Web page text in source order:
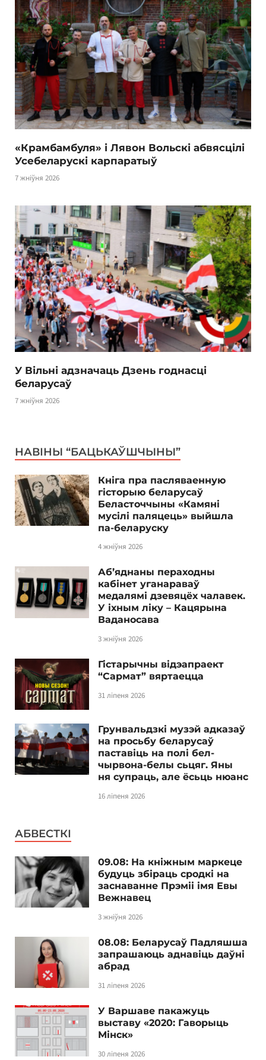
«Крамбамбуля» і Лявон Вольскі абвясцілі
Усебеларускі карпаратыў
7 жніўня 2026
У Вільні адзначаць Дзень годнасці
беларусаў
7 жніўня 2026
НАВІНЫ “БАЦЬКАЎШЧЫНЫ”
Кніга пра пасляваенную
гісторыю беларусаў
Беласточчыны «Камяні
мусілі паляцець» выйшла
па-беларуску
4 жніўня 2026
Аб’яднаны пераходны
кабінет уганараваў
медалямі дзевяцёх чалавек.
У іхным ліку – Кацярына
Ваданосава
3 жніўня 2026
Гістарычны відэапраект
“Сармат” вяртаецца
31 ліпеня 2026
Грунвальдзкі музэй адказаў
на просьбу беларусаў
паставіць на полі бел-
чырвона-белы сьцяг. Яны
ня супраць, але ёсьць нюанс
16 ліпеня 2026
АБВЕСТКІ
09.08: На кніжным маркеце
будуць збіраць сродкі на
заснаванне Прэміі імя Евы
Вежнавец
3 жніўня 2026
08.08: Беларусаў Падляшша
запрашаюць аднавіць даўні
абрад
31 ліпеня 2026
У Варшаве пакажуць
выставу «2020: Гаворыць
Мінск»
30 ліпеня 2026